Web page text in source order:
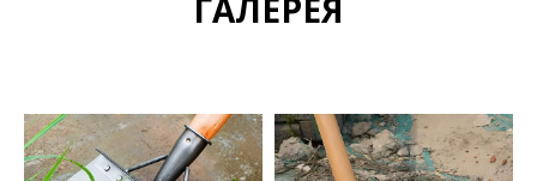
ГАЛЕРЕЯ